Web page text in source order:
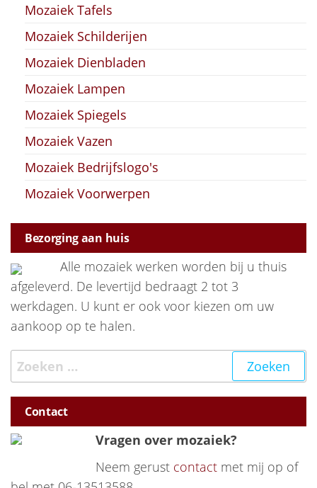
Mozaiek Tafels
Mozaiek Schilderijen
Mozaiek Dienbladen
Mozaiek Lampen
Mozaiek Spiegels
Mozaiek Vazen
Mozaiek Bedrijfslogo's
Mozaiek Voorwerpen
Bezorging aan huis
Alle mozaiek werken worden bij u thuis
afgeleverd. De levertijd bedraagt 2 tot 3
werkdagen. U kunt er ook voor kiezen om uw
aankoop op te halen.
Zoeken naar:
Contact
Vragen over mozaiek?
Neem gerust contact met mij op of